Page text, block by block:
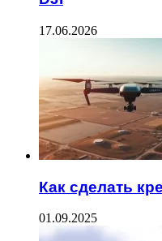
17.06.2026
Как сделать
01.09.2025